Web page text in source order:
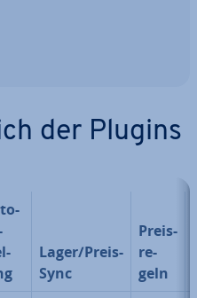
der Plugins
Lager/Preis-
Sync
Preis­
re­
geln